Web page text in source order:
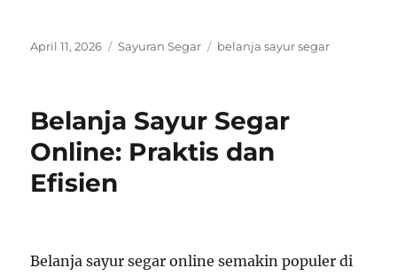
Posted
April 11, 2026 Categories
Sayuran Segar Tags
belanja sayur segar
Belanja Sayur Segar
Online: Praktis dan
Efisien
Belanja sayur segar online semakin populer di